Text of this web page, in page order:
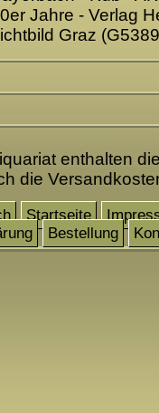
Jahre - Verlag
Graz
enthalten
die
Startseite
Bestellung